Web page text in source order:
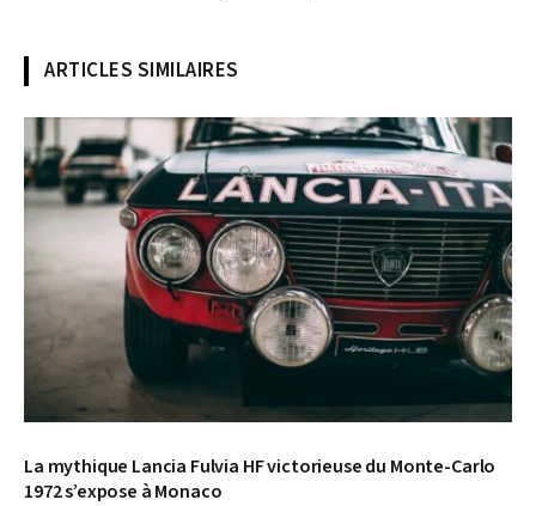
ARTICLES SIMILAIRES
La mythique Lancia Fulvia HF victorieuse du Monte-Carlo
1972 s’expose à Monaco